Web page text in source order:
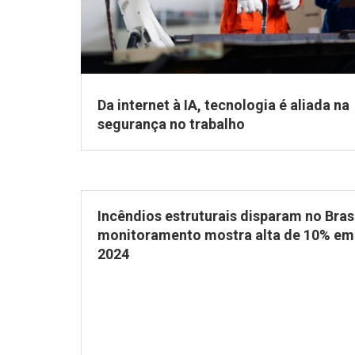
Da internet à IA, tecnologia é aliada na
segurança no trabalho
Incêndios estruturais disparam no
monitoramento mostra alta de 10% em
2024